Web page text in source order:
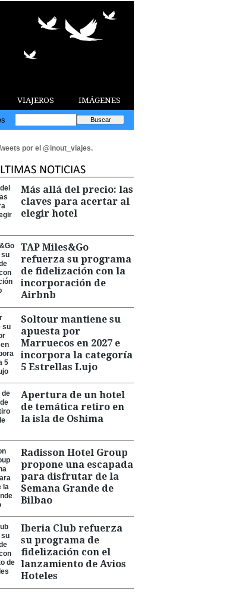
VIAJEROS IMÁGENES
por el @inout_viajes.
Más allá del precio: las
claves para acertar al
elegir hotel
TAP Miles&Go
refuerza su programa
de fidelización con la
incorporación de
Airbnb
Soltour mantiene su
apuesta por
Marruecos en 2027 e
incorpora la categoría
5 Estrellas Lujo
Apertura de un hotel
de temática retiro en
la isla de Oshima
Radisson Hotel Group
propone una escapada
para disfrutar de la
Semana Grande de
Bilbao
Iberia Club refuerza
su programa de
fidelización con el
lanzamiento de Avios
Hoteles